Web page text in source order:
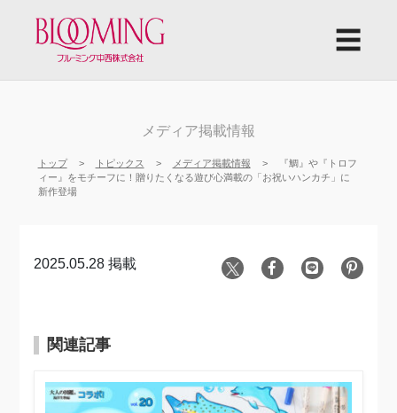
☰
メディア掲載情報
トップ トピックス メディア掲載情報
『鯛』や『トロフ
ィー』をモチーフに！贈りたくなる遊び心満載の「お祝いハンカチ」に
新作登場
2025.05.28 掲載
関連記事